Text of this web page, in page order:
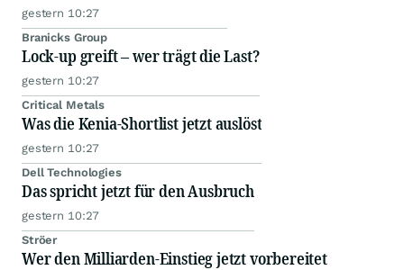
gestern 10:27
Branicks Group
Lock-up greift – wer trägt die Last?
gestern 10:27
Critical Metals
Was die Kenia-Shortlist jetzt auslöst
gestern 10:27
Dell Technologies
Das spricht jetzt für den Ausbruch
gestern 10:27
Ströer
Wer den Milliarden-Einstieg jetzt vorbereitet